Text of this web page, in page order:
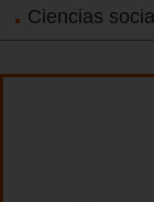
Ciencias